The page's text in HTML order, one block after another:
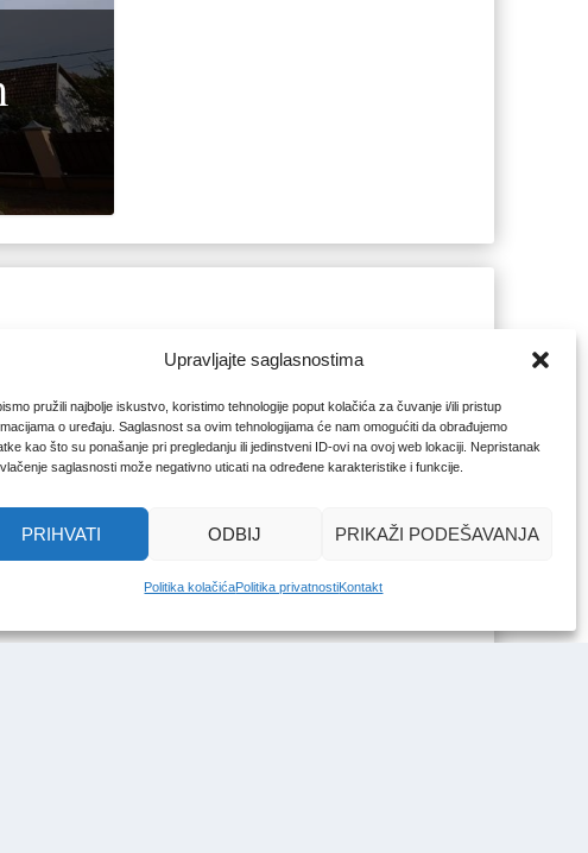
Upravljajte saglasnostima
pružili najbolje iskustvo, koristimo tehnologije poput kolačića za čuvanje i/ili pristup
o uređaju. Saglasnost sa ovim tehnologijama će nam omogućiti da obrađujemo
kao što su ponašanje pri pregledanju ili jedinstveni ID-ovi na ovoj web lokaciji. Nepristanak
saglasnosti može negativno uticati na određene karakteristike i funkcije.
PRIHVATI ODBIJ PRIKAŽI PODEŠAVANJA
Politika kolačićaPolitika privatnostiKontakt